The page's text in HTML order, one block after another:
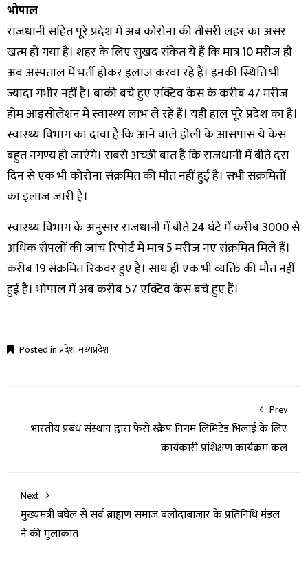
भोपाल
राजधानी सहित पूरे प्रदेश में अब कोरोना की तीसरी लहर का असर
खत्म हो गया है। शहर के लिए सुखद संकेत ये हैं कि मात्र 10 मरीज ही
अब अस्पताल में भर्ती होकर इलाज करवा रहे हैं। इनकी स्थिति भी
ज्यादा गंभीर नहीं हैं। बाकी बचे हुए एक्टिव केस के करीब 47 मरीज
होम आइसोलेशन में स्वास्थ्य लाभ ले रहे हैं। यही हाल पूरे प्रदेश का है।
स्वास्थ्य विभाग का दावा है कि आने वाले होली के आसपास ये केस
बहुत नगण्य हो जाएंगे। सबसे अच्छी बात है कि राजधानी में बीते दस
दिन से एक भी कोरोना संक्रमित की मौत नहीं हुई है। सभी संक्रमितों
का इलाज जारी है।
स्वास्थ्य विभाग के अनुसार राजधानी में बीते 24 घंटे में करीब 3000 से
अधिक सैंपलों की जांच रिपोर्ट में मात्र 5 मरीज नए संक्रमित मिले हैं।
करीब 19 संक्रमित रिकवर हुए हैं। साथ ही एक भी व्यक्ति की मौत नहीं
हुई है। भोपाल में अब करीब 57 एक्टिव केस बचे हुए हैं।
Posted inप्रदेश,मध्यप्रदेश
Prev
भारतीय प्रबंध संस्थान द्वारा फेरो स्क्रैप निगम लिमिटेड भिलाई के लिए
कार्यकारी प्रशिक्षण कार्यक्रम कल
Next
मुख्यमंत्री बघेल से सर्व ब्राह्मण समाज बलौदाबाजार के प्रतिनिधि मंडल
ने की मुलाकात